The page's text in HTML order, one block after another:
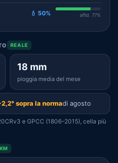
💧 50% affid. 77%
REALE
18 mm
pioggia media del mese
sopra la normadi agosto
e GPCC (1806–2015), cella più